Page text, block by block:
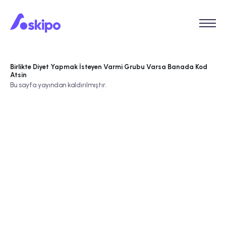
Birlikte Diyet Yapmak İsteyen Varmi Grubu Varsa Banada Kod
Atsin
Bu sayfa yayından kaldırılmıştır.